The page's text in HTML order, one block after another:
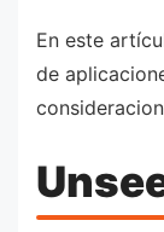
En este
de